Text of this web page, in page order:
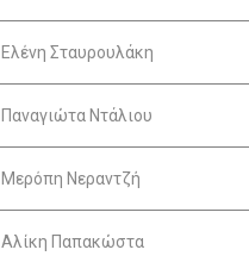
Ελένη Σταυρουλάκη
Παναγιώτα Ντάλιου
Μερόπη Νεραντζή
Αλίκη Παπακώστα